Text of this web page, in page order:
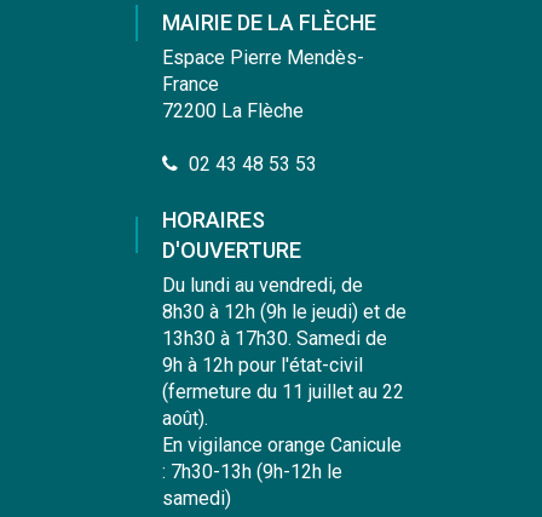
comptecomptecompte
chaîne
MAIRIE DE LA FLÈCHE
Espace Pierre Mendès-
France
72200 La Flèche
02 43 48 53 53
HORAIRES
D'OUVERTURE
Du lundi au vendredi, de
8h30 à 12h (9h le jeudi) et de
13h30 à 17h30. Samedi de
9h à 12h pour l'état-civil
(fermeture du 11 juillet au 22
août).
En vigilance orange Canicule
: 7h30-13h (9h-12h le
samedi)